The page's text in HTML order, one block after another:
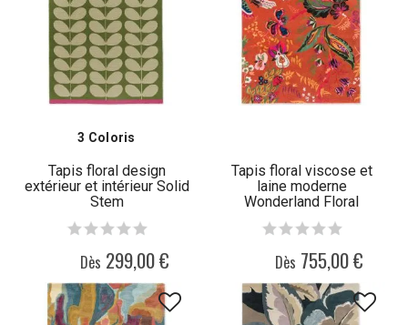
3 Coloris
Tapis floral design
extérieur et intérieur Solid
Stem
Dès 299,00 €
Tapis floral viscose et
laine moderne
Wonderland Floral
Dès 755,00 €